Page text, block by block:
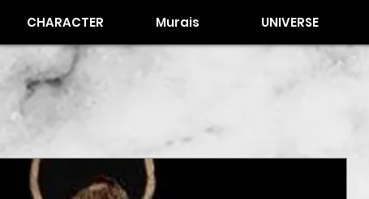
CHARACTER Murais UNIVERSE